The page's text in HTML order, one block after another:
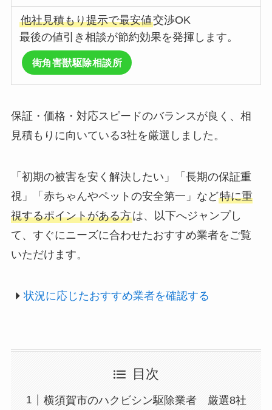
他社見積もり提示で最安値交渉OK
最後の値引き相談が節約効果を発揮します。
街角害獣駆除相談所
保証・価格・対応スピードのバランスが良く、相
見積もりに向いている3社を厳選しました。
「初期の被害を安く解決したい」「長期の保証重
視」「赤ちゃんやペットの安全第一」など特に重
視するポイントがある方は、以下へジャンプし
て、すぐにニーズに合わせたおすすめ業者をご覧
いただけます。
状況に応じたおすすめ業者を確認する
目次
横須賀市のハクビシン駆除業者 厳選8社